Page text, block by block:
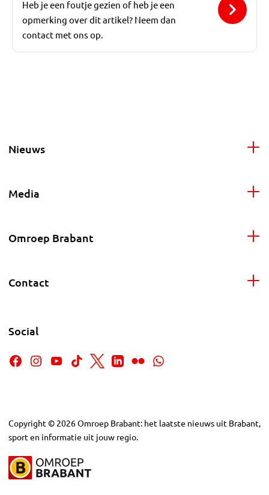
Heb je een foutje gezien of heb je een
opmerking over dit artikel? Neem dan
contact met ons op.
Nieuws
Media
Omroep Brabant
Contact
Social
Copyright © 2026Omroep Brabant: het laatste nieuws uit Brabant,
sport en informatie uit jouw regio.